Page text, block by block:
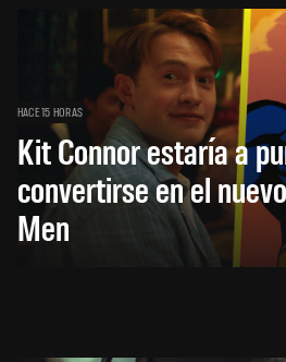
HACE 15 HORAS
Kit Connor estaría a
convertirse en el
Men